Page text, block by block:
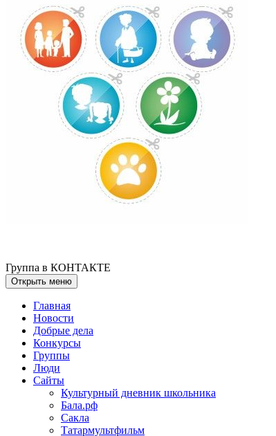
Группа в КОНТАКТЕ
Открыть меню
Главная
Новости
Добрые дела
Конкурсы
Группы
Люди
Сайты
Культурный дневник школьника
Бала.рф
Сакла
Татармультфильм